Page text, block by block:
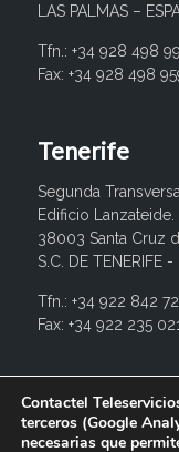
LAS PALMAS –
Tfn.: +34 928 498
Fax: +34 928 498
Tenerife
Segunda
Edificio
38003 Santa Cruz
S.C. DE TENERIFE -
Tfn.: +34 922 842
Fax: +34 922 235 021
info@contactel.es
Contactel
terceros (Google
necesarias que